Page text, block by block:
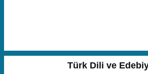
Türk Dili ve